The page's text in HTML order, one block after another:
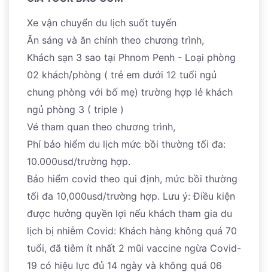
được xây dựng từ thế kỷ 13 trên ngọn đồi cao nhìn
xuống toàn cảnh đồng bằng & sông Tonle Sap. Đến
giờ hẹn, đoàn khởi hành về thủ đô Phnom Penh, ăn tối
và nhận phòng khách sạn nghỉ ngơi - tự do khám phá
thủ đô Phnom Penh về đêm.
Xe vận chuyển du lịch suốt tuyến
Ăn sáng và ăn chính theo chương trình,
Khách sạn 3 sao tại Phnom Penh - Loại phòng
02 khách/phòng ( trẻ em dưới 12 tuổi ngủ
chung phòng với bố mẹ) trường hợp lẻ khách
ngủ phòng 3 ( triple )
Vé tham quan theo chương trình,
Phí bảo hiểm du lịch mức bồi thường tối đa:
10.000usd/trường hợp.
Bảo hiểm covid theo qui định, mức bồi thường
tối đa 10,000usd/trường hợp. Lưu ý: Điều kiện
được hưởng quyền lợi nếu khách tham gia du
lịch bị nhiễm Covid: Khách hàng không quá 70
tuổi, đã tiêm ít nhất 2 mũi vaccine ngừa Covid-
19 có hiệu lực đủ 14 ngày và không quá 06